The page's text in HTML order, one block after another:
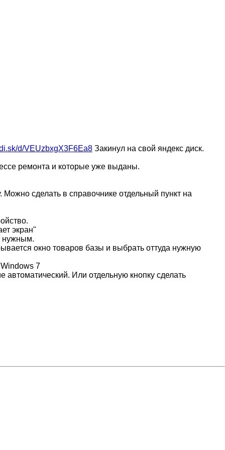
d/VEUzbxgX3F6Ea8 Закинул на свой яндекс диск.
ремонта и которые уже выданы.
сделать в справочнике отдельный пункт на
экран"
нужным.
окно товаров базы и выбрать оттуда нужную
7
Или отдельную кнопку сделать